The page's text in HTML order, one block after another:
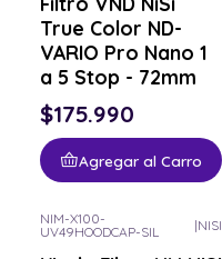
True Color ND-
VARIO Pro Nano 1
a 5 Stop - 72mm
$175.990
Agregar al Carro
NIM-X100-
UV49HOODCAP-SIL
|NISI